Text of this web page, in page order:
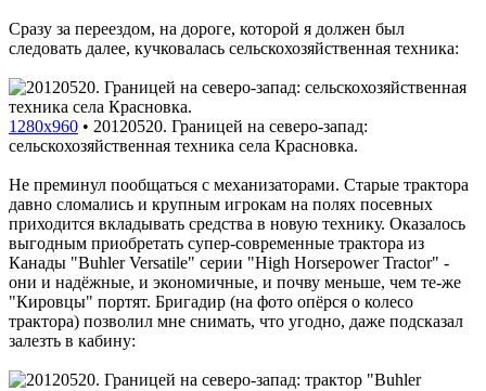
Сразу за переездом, на дороге, которой я должен был
следовать далее, кучковалась сельскохозяйственная техника:
1280x960 • 20120520. Границей на северо-запад:
сельскохозяйственная техника села Красновка.
Не преминул пообщаться с механизаторами. Старые трактора
давно сломались и крупным игрокам на полях посевных
приходится вкладывать средства в новую технику. Оказалось
выгодным приобретать супер-современные трактора из
Канады "Buhler Versatile" серии "High Horsepower Tractor" -
они и надёжные, и экономичные, и почву меньше, чем те-же
"Кировцы" портят. Бригадир (на фото опёрся о колесо
трактора) позволил мне снимать, что угодно, даже подсказал
залезть в кабину: